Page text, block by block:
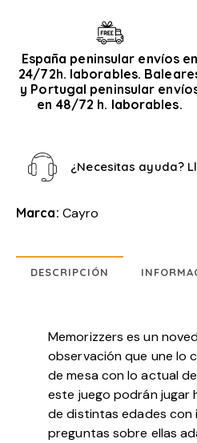
España peninsular envíos en
24/72h. laborables.
y Portugal peninsular
en 48/72 h. laborables.
¿Necesitas ayuda?
Marca: Cayro
DESCRIPCIÓN
Memorizzers es un
observación que une lo
de mesa con lo actual
este juego podrán jugar
de distintas edades con
preguntas sobre ellas